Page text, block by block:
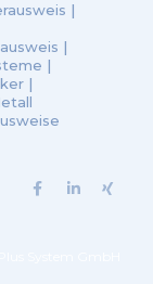
|
|
|
|